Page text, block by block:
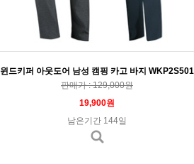
윈드키퍼 아웃도어 남성 캠핑 카고 바지 WKP2S501
판매가 : 129,000원
19,900원
남은기간 144일